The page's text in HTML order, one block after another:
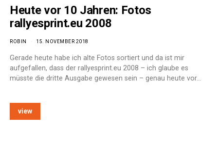
Heute vor 10 Jahren: Fotos
rallyesprint.eu 2008
ROBIN 15. NOVEMBER 2018
Gerade heute habe ich alte Fotos sortiert und da ist mir
aufgefallen, dass der rallyesprint.eu 2008 – ich glaube es
müsste die dritte Ausgabe gewesen sein – genau heute vor…
view